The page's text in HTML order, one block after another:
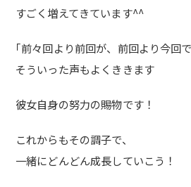
すごく増えてきています^^
｢前々回より前回が、前回より今回
そういった声もよくききます
彼女自身の努力の賜物です！
これからもその調子で、
一緒にどんどん成長していこう！